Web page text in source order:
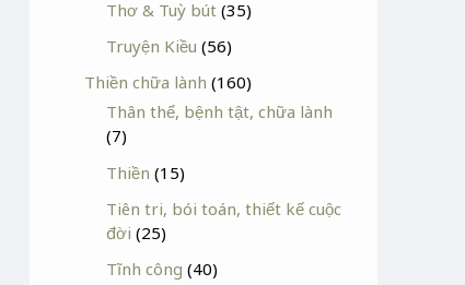
Thơ & Tuỳ bút (35)
Truyện Kiều (56)
Thiền chữa lành (160)
Thân thể, bệnh tật, chữa lành
(7)
Thiền (15)
Tiên tri, bói toán, thiết kế cuộc
đời (25)
Tĩnh công (40)